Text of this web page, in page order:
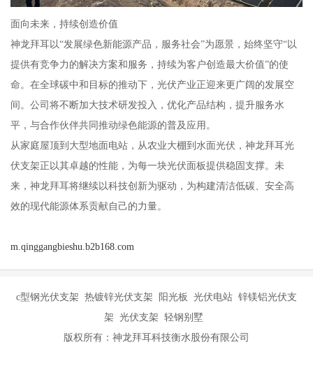
面向未来，持续创造价值
神龙拜耳以“发展绿色新能源产品，服务社会”为愿景，始终坚守“以
提供有竞争力的解决方案和服务，持续为客户创造最大价值”的使
命。在全球碳中和目标的推动下，光伏产业正迎来更广阔的发展空
间。公司将不断加大技术研发投入，优化产品结构，提升服务水
平，与合作伙伴共同推动绿色能源的普及应用。
从家庭屋顶到大型地面电站，从农业大棚到水面光伏，神龙拜耳光
伏支架正以其卓越的性能，为每一块光伏面板提供稳固支撑。未
来，神龙拜耳将继续以科技创新为驱动，为构建清洁低碳、安全高
效的现代能源体系贡献自己的力量。
m.qinggangbieshu.b2b168.com
c型钢光伏支架 热镀锌光伏支架 阳光板 光伏电站 锌镁铝光伏支
架 光伏支架 轻钢别墅
版权所有：神龙拜耳科技衡水股份有限公司